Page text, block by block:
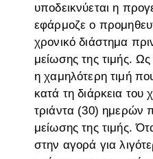
υποδεικνύεται η
εφάρμοζε ο
χρονικό διάστημα
μείωσης της τιμής. Ως
η χαμηλότερη τιμή
κατά τη διάρκεια του
τριάντα (30) ημερών
μείωσης της τιμής.
στην αγορά για